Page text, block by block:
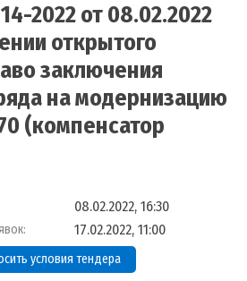
2022 от 08.02.2022
открытого
заключения
на модернизацию
(компенсатор
08.02.2022, 16:30
17.02.2022, 11:00
условия тендера